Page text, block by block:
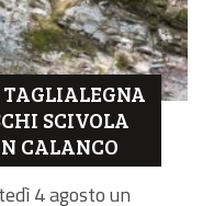
SCIVOLA
CALANCO